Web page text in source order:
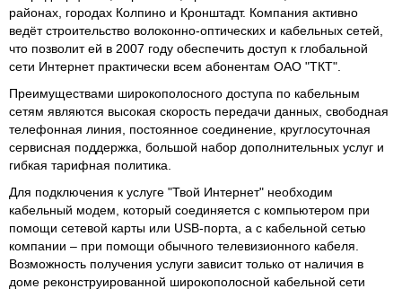
районах, городах Колпино и Кронштадт. Компания активно
ведёт строительство волоконно-оптических и кабельных сетей,
что позволит ей в 2007 году обеспечить доступ к глобальной
сети Интернет практически всем абонентам ОАО "ТКТ".
Преимуществами широкополосного доступа по кабельным
сетям являются высокая скорость передачи данных, свободная
телефонная линия, постоянное соединение, круглосуточная
сервисная поддержка, большой набор дополнительных услуг и
гибкая тарифная политика.
Для подключения к услуге "Твой Интернет" необходим
кабельный модем, который соединяется с компьютером при
помощи сетевой карты или USB-порта, а с кабельной сетью
компании – при помощи обычного телевизионного кабеля.
Возможность получения услуги зависит только от наличия в
доме реконструированной широкополосной кабельной сети